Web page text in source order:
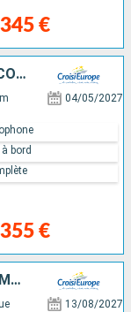
€
D'AMSTERDAM À COPENHAGUE : PARCOUREZ LES CANAUX DU NORD EN CROISIÈRE, L'ELBE, LA HAVEL, L'ODER ET LA MER BALTIQUE
04/05/2027
€
bord
DE COPENHAGUE À AMSTERDAM : LA MER BALTIQUE, L'ODER, LA HAVEL ET L'ELBE
13/08/2027